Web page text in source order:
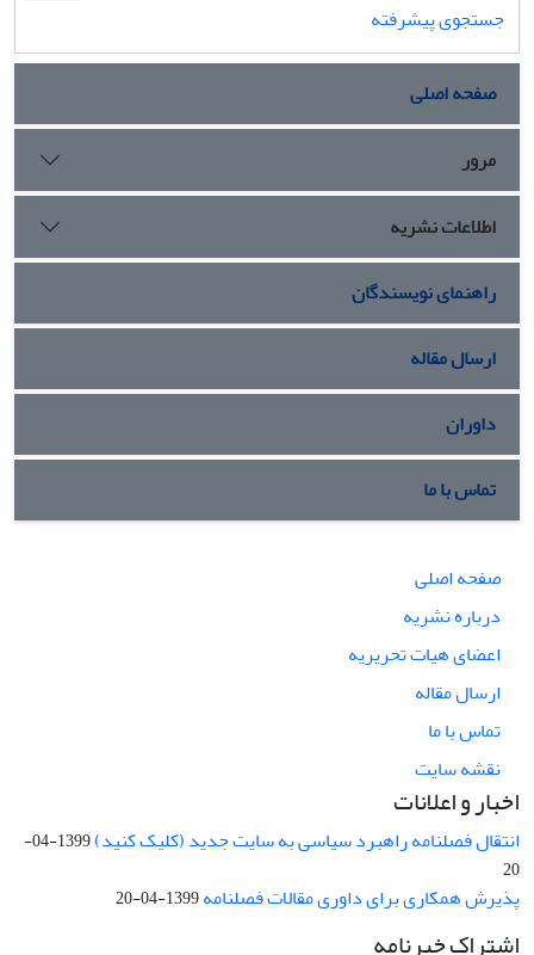
جستجوی پیشرفته
صفحه اصلی
مرور
اطلاعات نشریه
راهنمای نویسندگان
ارسال مقاله
داوران
تماس با ما
صفحه اصلی
درباره نشریه
اعضای هیات تحریریه
ارسال مقاله
تماس با ما
نقشه سایت
اخبار و اعلانات
انتقال فصلنامه راهبرد سیاسی به سایت جدید (کلیک کنید)
1399-04-
20
پذیرش همکاری برای داوری مقالات فصلنامه1399-04-20
اشتراک خبرنامه